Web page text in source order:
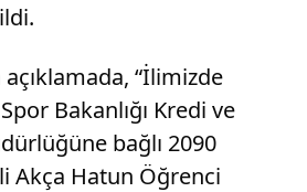
“İlimizde
Bakanlığı Kredi ve
bağlı 2090
Akça Hatun Öğrenci